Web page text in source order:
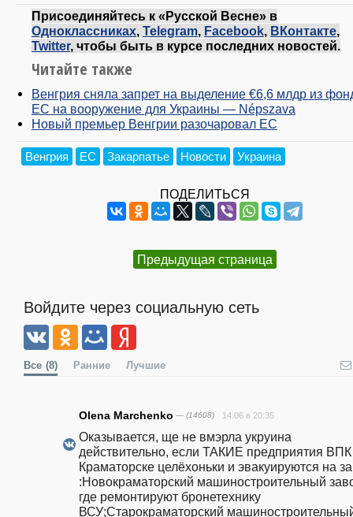
Присоединяйтесь к «Русской Весне» в
Одноклассниках, Telegram, Facebook, ВКонтакте,
Twitter, чтобы быть в курсе последних новостей.
Читайте также
Венгрия сняла запрет на выделение €6,6 млдр из
ЕС на вооружение для Украины — Népszava
Новый премьер Венгрии разочаровал ЕС
Венгрия ЕС Закарпатье Новости Украина
ПОДЕЛИТЬСЯ
Предыдущая страница
Войдите через социальную сеть
Все (8) Ранние Лучшие
Olena Marchenko — (14608) 14.06 в 20:35
Оказывается, ще не вмэрла укруина
действительно, если ТАКИЕ предприятия
Краматорске целёхоньки и эвакуируются на
:Новокраматорский машиностроительный
где ремонтируют бронетехнику
ВСУ;Старокраматорский